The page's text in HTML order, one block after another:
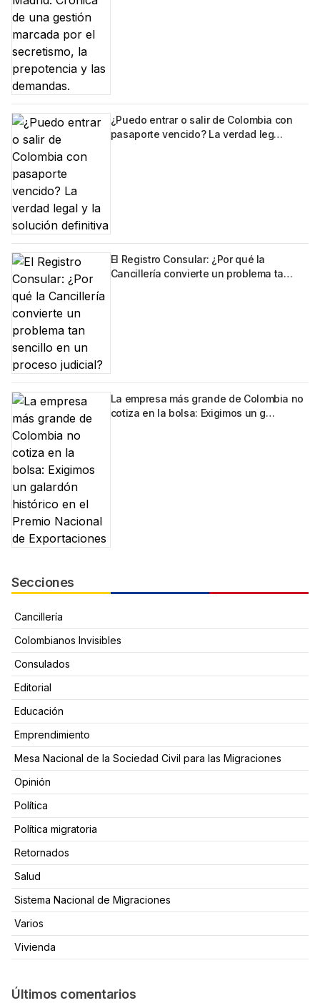
¿Puedo entrar o salir de Colombia con
pasaporte vencido? La verdad leg…
El Registro Consular: ¿Por qué la
Cancillería convierte un problema ta…
La empresa más grande de Colombia no
cotiza en la bolsa: Exigimos un g…
Secciones
Cancillería
Colombianos Invisibles
Consulados
Editorial
Educación
Emprendimiento
Mesa Nacional de la Sociedad Civil para las Migraciones
Opinión
Política
Política migratoria
Retornados
Salud
Sistema Nacional de Migraciones
Varios
Vivienda
Últimos comentarios